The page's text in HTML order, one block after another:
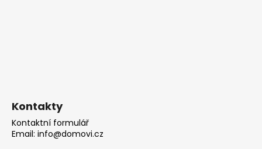
Kontakty
Kontaktní formulář
Email: info@domovi.cz